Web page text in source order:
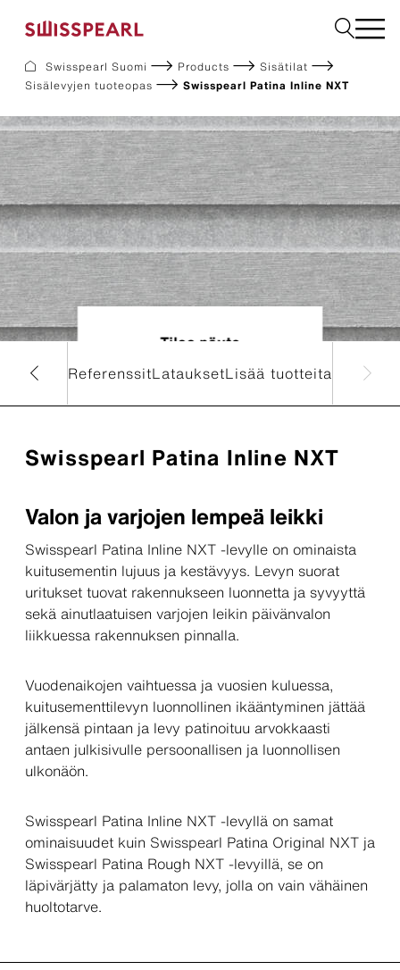
Meistä
Palvelut
Inspiraatio
Kestävä kehitys
Julkisivulevyt
Rakennuslevyt
Sisätilalevyt
Ladattavat dokumentit
Swisspearl Suomi Products
Sisätilat
Sisälevyjen tuoteopas
Swisspearl Patina Inline NXT
Tilaa näyte
ReferenssitLatauksetLisää tuotteita
Swisspearl Patina Inline NXT
Valon ja varjojen lempeä leikki
Swisspearl Patina Inline NXT -levylle on ominaista
kuitusementin lujuus ja kestävyys. Levyn suorat
uritukset tuovat rakennukseen luonnetta ja syvyyttä
sekä ainutlaatuisen varjojen leikin päivänvalon
liikkuessa rakennuksen pinnalla.
Vuodenaikojen vaihtuessa ja vuosien kuluessa,
kuitusementtilevyn luonnollinen ikääntyminen jättää
jälkensä pintaan ja levy patinoituu arvokkaasti
antaen julkisivulle persoonallisen ja luonnollisen
ulkonäön.
Swisspearl Patina Inline NXT -levyllä on samat
ominaisuudet kuin Swisspearl Patina Original NXT ja
Swisspearl Patina Rough NXT -levyillä, se on
läpivärjätty ja palamaton levy, jolla on vain vähäinen
huoltotarve.